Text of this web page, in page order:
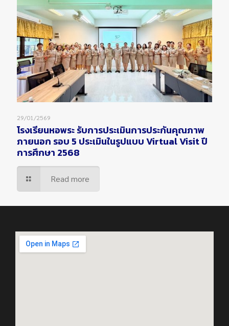
29/01/2569
โรงเรียนหอพระ รับการประเมินการประกันคุณภาพ
ภายนอก รอบ 5 ประเมินในรูปแบบ Virtual Visit ปี
การศึกษา 2568
Read more